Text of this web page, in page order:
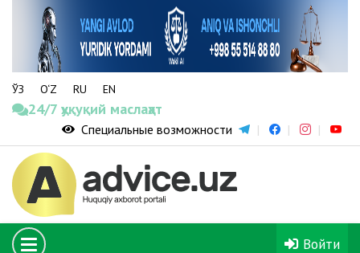
ЎЗ O‘Z RU EN
24/7 ҳуқуқий маслаҳат
Специальные возможности
Войти